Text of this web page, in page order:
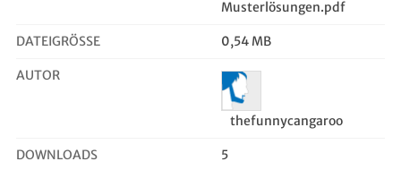
Musterlösungen.pdf
DATEIGRÖSSE 0,54 MB
AUTOR
thefunnycangaroo
DOWNLOADS 5